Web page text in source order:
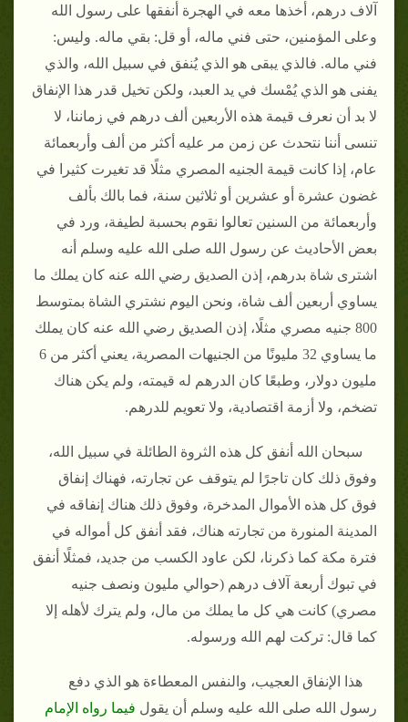
آلاف درهم، أخذها معه في الهجرة أنفقها على رسول الله
وعلى المؤمنين، حتى فني ماله، أو قل: بقي ماله. وليس:
فني ماله. فالذي يبقى هو الذي يُنفق في سبيل الله، والذي
يفنى هو الذي يُمْسك في يد العبد، ولكن تخيل قدر هذا الإنفاق
لا بد أن نعرف قيمة هذه الأربعين ألف درهم في زماننا، لا
تنسى أننا نتحدث عن زمن مر عليه أكثر من ألف وأربعمائة
عام، إذا كانت قيمة الجنيه المصري مثلًا قد تغيرت كثيرا في
غضون عشرة أو عشرين أو ثلاثين سنة، فما بالك بألف
وأربعمائة من السنين تعالوا نقوم بحسبة لطيفة، ورد في
بعض الأحاديث عن رسول الله صلى الله عليه وسلم أنه
اشترى شاة بدرهم، إذن الصديق رضي الله عنه كان يملك ما
يساوي أربعين ألف شاة، ونحن اليوم نشتري الشاة بمتوسط
800 جنيه مصري مثلًا، إذن الصديق رضي الله عنه كان يملك
ما يساوي 32 مليونًا من الجنيهات المصرية، يعني أكثر من 6
مليون دولار، وطبعًا كان الدرهم له قيمته، ولم يكن هناك
تضخم، ولا أزمة اقتصادية، ولا تعويم للدرهم.
سبحان الله أنفق كل هذه الثروة الطائلة في سبيل الله،
وفوق ذلك كان تاجرًا لم يتوقف عن تجارته، فهناك إنفاق
فوق كل هذه الأموال المدخرة، وفوق ذلك هناك إنفاقه في
المدينة المنورة من تجارته هناك، فقد أنفق كل أمواله في
فترة مكة كما ذكرنا، لكن عاود الكسب من جديد، فمثلًا أنفق
في تبوك أربعة آلاف درهم (حوالي مليون ونصف جنيه
مصري) كانت هي كل ما يملك من مال، ولم يترك لأهله إلا
كما قال: تركت لهم الله ورسوله.
هذا الإنفاق العجيب، والنفس المعطاءة هو الذي دفع
رسول الله صلى الله عليه وسلم أن يقول فيما رواه الإمام